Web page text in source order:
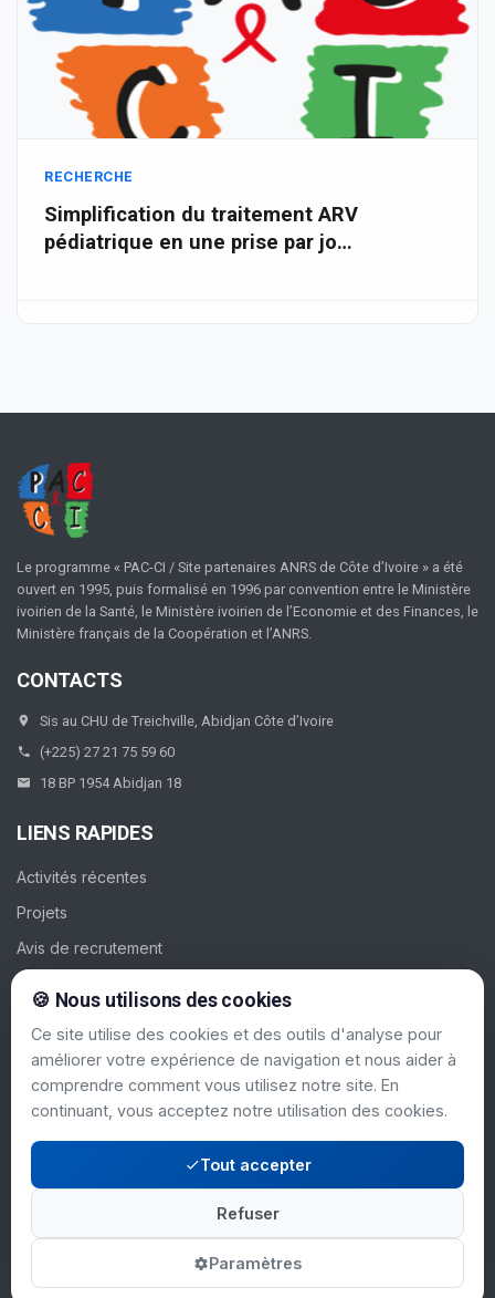
RECHERCHE
Simplification du traitement ARV
pédiatrique en une prise par jo…
Le programme « PAC-CI / Site partenaires ANRS de Côte d’Ivoire » a été
ouvert en 1995, puis formalisé en 1996 par convention entre le Ministère
ivoirien de la Santé, le Ministère ivoirien de l’Economie et des Finances, le
Ministère français de la Coopération et l’ANRS.
CONTACTS
Sis au CHU de Treichville, Abidjan Côte d’Ivoire
(+225) 27 21 75 59 60
18 BP 1954 Abidjan 18
LIENS RAPIDES
Activités récentes
Projets
Avis de recrutement
SUIVEZ-NOUS
© 2024 PAC-CI. Tous
Mentions légales |
Politique de confidentialité
🍪 Nous utilisons des cookies
Ce site utilise des cookies et des outils d'analyse pour
améliorer votre expérience de navigation et nous aider à
comprendre comment vous utilisez notre site. En
continuant, vous acceptez notre utilisation des cookies.
Tout accepter
Refuser
Paramètres